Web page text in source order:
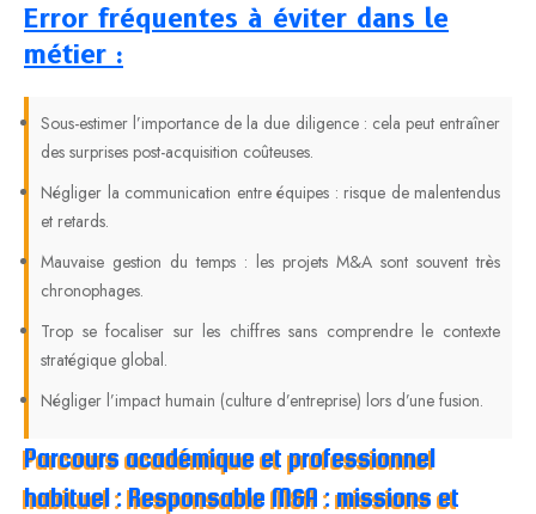
Error fréquentes à éviter dans le
métier :
Sous-estimer l’importance de la due diligence : cela peut entraîner
des surprises post-acquisition coûteuses.
Négliger la communication entre équipes : risque de malentendus
et retards.
Mauvaise gestion du temps : les projets M&A sont souvent très
chronophages.
Trop se focaliser sur les chiffres sans comprendre le contexte
stratégique global.
Négliger l’impact humain (culture d’entreprise) lors d’une fusion.
Parcours académique et professionnel
habituel : Responsable M&A : missions et